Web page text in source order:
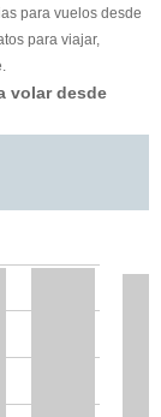
para vuelos desde
para viajar,
volar desde